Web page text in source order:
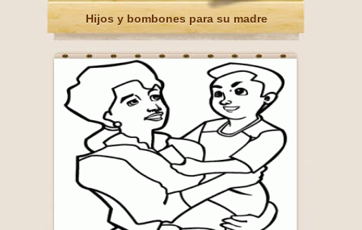
Hijos y bombones para su madre